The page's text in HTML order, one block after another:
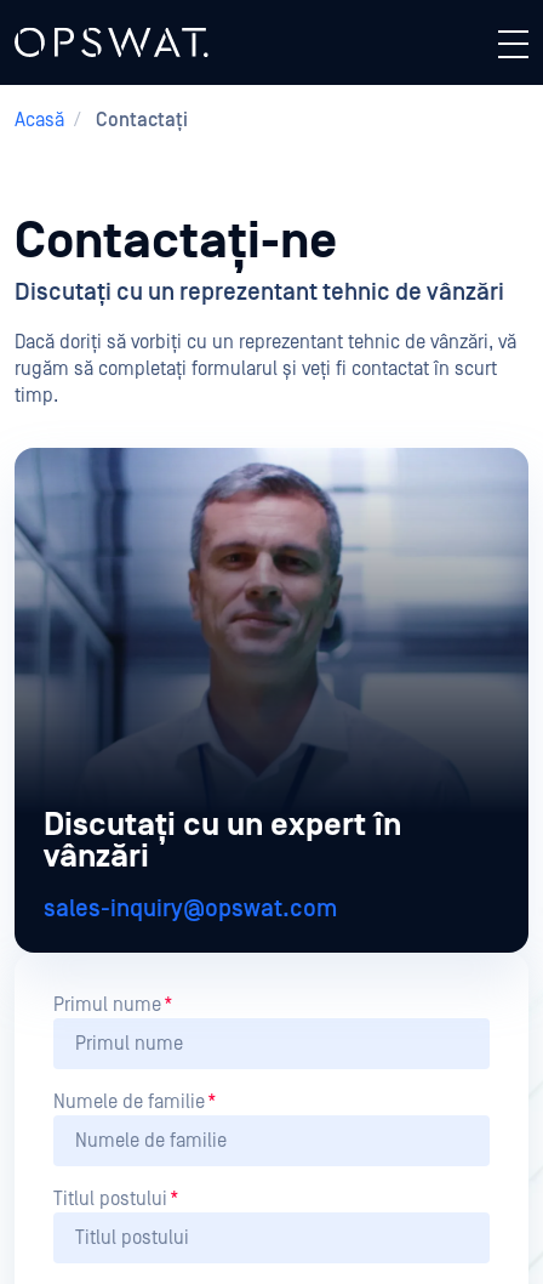
Acasă / Contactați
Contactați-ne
Discutați cu un reprezentant tehnic de vânzări
Dacă doriți să vorbiți cu un reprezentant tehnic de vânzări, vă
rugăm să completați formularul și veți fi contactat în scurt
timp.
Discutați cu un expert în
vânzări
sales-inquiry@opswat.com
Primul nume*
Numele de familie*
Titlul postului *